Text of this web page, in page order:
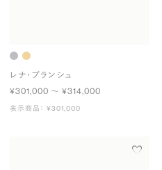
レナ・ブランシュ
¥301,000 〜 ¥314,000
表示商品： ¥301,000